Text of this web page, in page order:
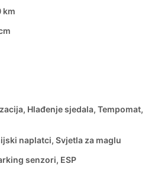
km
Hlađenje sjedala, Tempomat,
naplatci, Svjetla za maglu
senzori, ESP